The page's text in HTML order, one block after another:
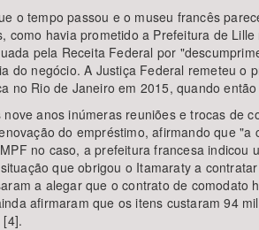
o tempo passou e o museu francês
como havia prometido a Prefeitura de
pela Receita Federal por
do negócio. A Justiça Federal remeteu o
no Rio de Janeiro em 2015, quando
nove anos inúmeras reuniões e trocas de
do empréstimo, afirmando que
no caso, a prefeitura francesa indicou
que obrigou o Itamaraty a
a alegar que o contrato de comodato
afirmaram que os itens custaram 94
[4].